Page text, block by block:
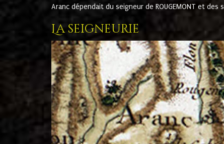
Aranc dépendait du seigneur de ROUGEMONT et
La seigneurie